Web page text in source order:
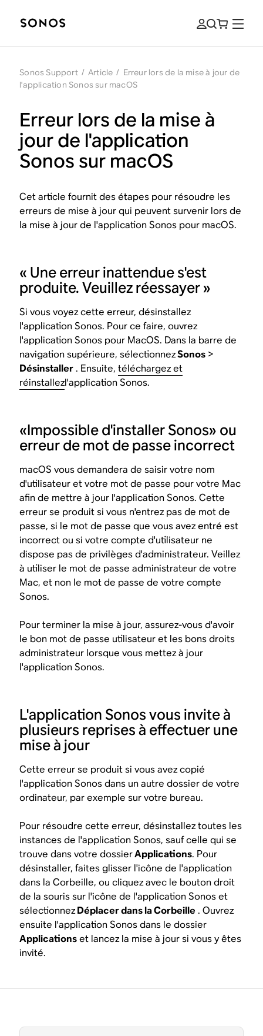
Sonos Support / Article / Erreur lors de la mise à jour de
l'application Sonos sur macOS
Erreur lors de la mise à
jour de l'application
Sonos sur macOS
Cet article fournit des étapes pour résoudre les
erreurs de mise à jour qui peuvent survenir lors de
la mise à jour de l'application Sonos pour macOS.
« Une erreur inattendue s'est
produite. Veuillez réessayer »
Si vous voyez cette erreur, désinstallez
l'application Sonos. Pour ce faire, ouvrez
l'application Sonos pour MacOS. Dans la barre de
navigation supérieure, sélectionnezSonos >
Désinstaller. Ensuite,téléchargez et
réinstallezl'application Sonos.
«Impossible d'installer Sonos» ou
erreur de mot de passe incorrect
macOS vous demandera de saisir votre nom
d'utilisateur et votre mot de passe pour votre Mac
afin de mettre à jour l'application Sonos. Cette
erreur se produit si vous n'entrez pas de mot de
passe, si le mot de passe que vous avez entré est
incorrect ou si votre compte d'utilisateur ne
dispose pas de privilèges d'administrateur. Veillez
à utiliser le mot de passe administrateur de votre
Mac, et non le mot de passe de votre compte
Sonos.
Pour terminer la mise à jour, assurez-vous d'avoir
le bon mot de passe utilisateur et les bons droits
administrateur lorsque vous mettez à jour
l'application Sonos.
L'application Sonos vous invite à
plusieurs reprises à effectuer une
mise à jour
Cette erreur se produit si vous avez copié
l'application Sonos dans un autre dossier de votre
ordinateur, par exemple sur votre bureau.
Pour résoudre cette erreur, désinstallez toutes les
instances de l'application Sonos, sauf celle qui se
trouve dans votre dossierApplications. Pour
désinstaller, faites glisser l'icône de l'application
dans la Corbeille, ou cliquez avec le bouton droit
de la souris sur l'icône de l'application Sonos et
sélectionnezDéplacer dans la Corbeille . Ouvrez
ensuite l'application Sonos dans le dossier
Applicationset lancez la mise à jour si vous y êtes
invité.